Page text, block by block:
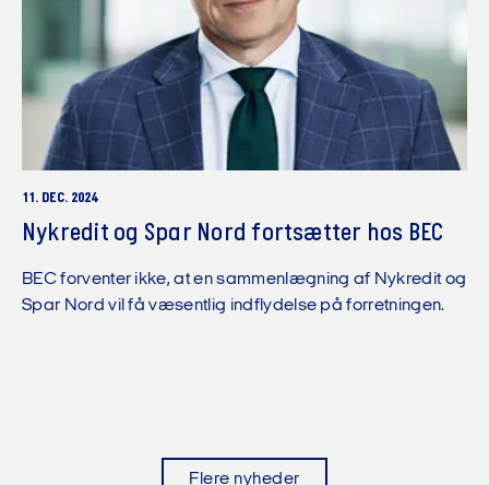
11. DEC. 2024
Nykredit og Spar Nord fortsætter hos BEC
BEC forventer ikke, at en sammenlægning af Nykredit og
Spar Nord vil få væsentlig indflydelse på forretningen.
Flere nyheder